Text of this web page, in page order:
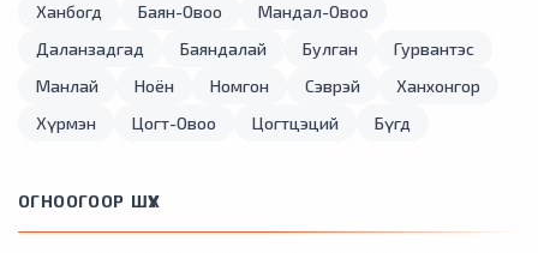
Ханбогд Баян-Овоо
Мандал-Овоо
Даланзадгад
Баяндалай Булган
Гурвантэс
Манлай
Ноён Номгон Сэврэй
Ханхонгор
Хүрмэн
Цогт-Овоо Цогтцэций Бүгд
ОГНООГООР ШҮҮХ